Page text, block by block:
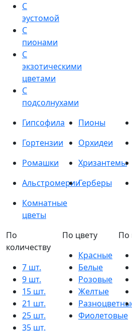
С
эустомой
С
пионами
С
экзотическими
цветами
С
подсолнухами
Гипсофила
Пионы
Гортензии
Орхидеи
Ромашки
Хризантемы
АльстромерииГерберы
Комнатные
цветы
По
количеству
7 шт.
9 шт.
15 шт.
21 шт.
25 шт.
35 шт.
По цвету
Красные
Белые
Розовые
Желтые
Фиолетовые
По